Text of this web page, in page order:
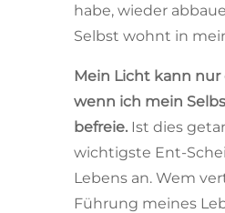
habe, wieder
Selbst wohnt in
Mein Licht kann nur
wenn ich mein
befreie.Ist dies
wichtigste Ent-
Lebens an. Wem
Führung meines